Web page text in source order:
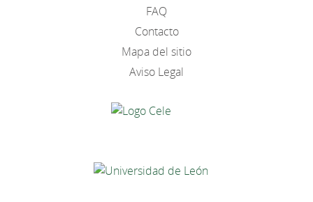
FAQ
Contacto
Mapa del sitio
Aviso Legal